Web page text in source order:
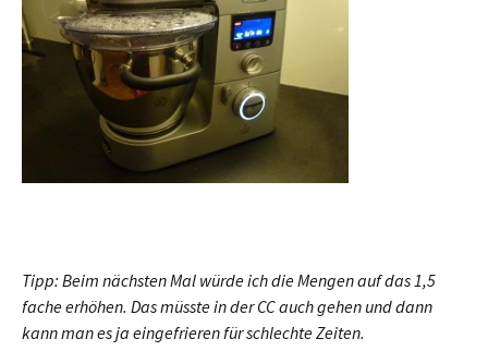
Tipp: Beim nächsten Mal würde ich die Mengen auf das 1,5
fache erhöhen. Das müsste in der CC auch gehen und dann
kann man es ja eingefrieren für schlechte Zeiten.